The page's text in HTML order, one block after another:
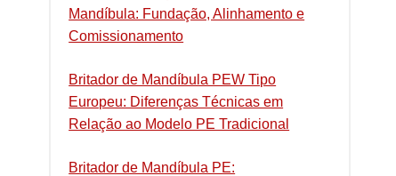
Mandíbula: Fundação, Alinhamento e
Comissionamento
Britador de Mandíbula PEW Tipo
Europeu: Diferenças Técnicas em
Relação ao Modelo PE Tradicional
Britador de Mandíbula PE: